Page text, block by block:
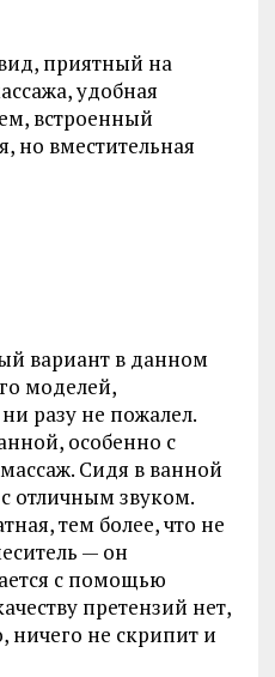
приятный на
удобная
встроенный
но вместительная
вариант в данном
моделей,
разу не пожалел.
особенно с
Сидя в ванной
отличным звуком.
тем более, что не
— он
с помощью
претензий нет,
ничего не скрипит и